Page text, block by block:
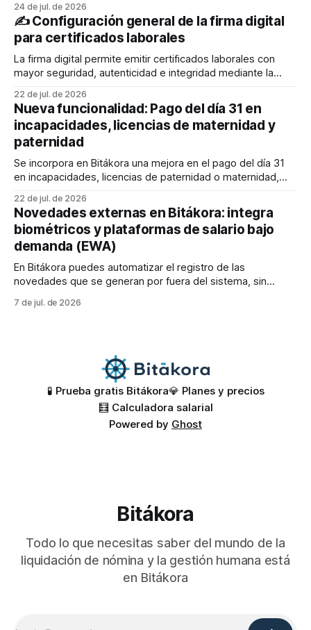
persona pueda verificar fácilmente su autenticidad y
validez. El liquidador también podrá generarlos desde el
Administrador de empleados y enviarlos al correo
electrónico de los empleados. En este
24 de jul. de 2026
✍️ Configuración general de la firma digital
para certificados laborales
La firma digital permite emitir certificados laborales con
mayor seguridad, autenticidad e integridad mediante la
través de esta configuración podrás definir quién firma los
documentos, cómo se mostrará la firma y qué elementos
adicionales, como la estampa cronológica y el código QR,
22 de jul. de 2026
Nueva funcionalidad: Pago del día 31 en
incapacidades, licencias de maternidad y
paternidad
Se incorpora en Bitákora una mejora en el pago del día 31
en incapacidades, licencias de paternidad o maternidad,
días) o con jornada laboral de 360 días. 💡Cuando una
incapacidad, licencia de paternidad o maternidad cubre el
día 31, este se pagará en
22 de jul. de 2026
Novedades externas en Bitákora: integra
biométricos y plataformas de salario bajo
demanda (EWA)
En Bitákora puedes automatizar el registro de las
novedades que se generan por fuera del sistema, sin
equipo de nómina. 🚀 Existen dos grandes fuentes de estas
7 de jul. de 2026
🧪 Prueba gratis Bitákora💎 Planes y precios
🧮 Calculadora salarial
Powered by Ghost
Bitákora
Todo lo que necesitas saber del mundo de la
liquidación de nómina y la gestión humana está
en Bitákora